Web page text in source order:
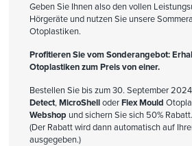
Geben Sie Ihnen also den vollen
Hörgeräte und nutzen Sie unsere
Otoplastiken.
Profitieren Sie vom Sonderangebot:
Otoplastiken zum Preis von einer.
Bestellen Sie bis zum 30. September
Detect,MicroShelloderFlex Mould
Webshop und sichern Sie sich 50% Rabatt.
(Der Rabatt wird dann automatisch auf
ausgegeben.)